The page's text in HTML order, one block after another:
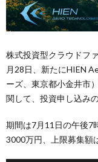
株式投資型クラウドフ
月28日、新たにHIEN
ーズ、東京都小金井市
関して、投資申し込み
期間は7月11日の午後7
3000万円、上限募集額